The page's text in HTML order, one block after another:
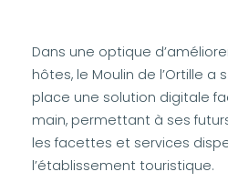
Dans une optique
hôtes, le Moulin de l’Ortille
place une solution digitale
main, permettant à ses
les facettes et services
l’établissement touristique.